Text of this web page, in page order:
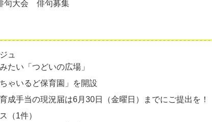
句大会 俳句募集
ュ
たい「つどいの広場」
ゃいるど保育園」を開設
成手当の現況届は6月30日（金曜日）までにご提出を！
（1件）